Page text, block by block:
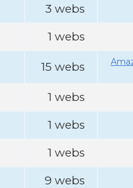
3 webs
1 webs
15 webs
1 webs
1 webs
1 webs
9 webs